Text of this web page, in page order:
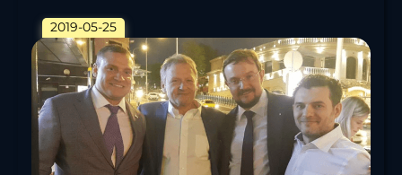
2019-05-25